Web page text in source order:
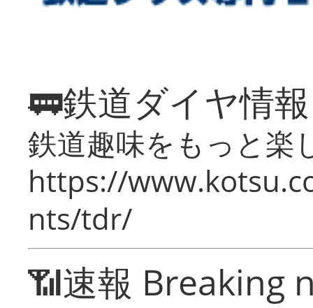
🚃鉄道ダイヤ情
鉄道趣味をもっと楽
https://
nts/tdr/
📶速報 Breaking